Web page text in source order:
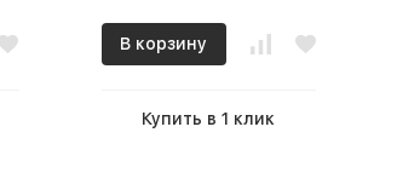
В корзину
Купить в 1 клик